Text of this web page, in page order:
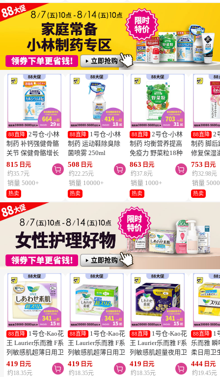
88直降 2号仓-小林
制药 补钙强健骨骼
关节 保健骨骼增长
钙镁片 240粒
815 日元
约35.7元

销量 5000+
热卖
88直降
1号仓-小林
制药 运动鞋除臭除
菌喷雾 250ml
508 日元
约22.25元

销量 10000+
热卖
88直降 2号仓-小林
制药 均衡营养提高
免疫力 野菜粒18种
蔬菜浓缩纤维素 150
粒 防止便秘促进毒
素排泄
863 日元
约37.8元

销量 1000+
热卖
88直降
2
制药 脚后
修复保湿
足膏 30g
753 日元
约32.98元
销量
热卖
88直降
1号仓-Kao花
王 Laurier乐而雅 F系
列敏感肌超薄日用卫
生巾 有护翼 25cm17
片
419 日元
约18.35元

88直降
1号仓-Kao花
王 Laurier乐而雅 F系
列敏感肌超薄日用卫
生巾 有护翼 22.5cm
20片
419 日元
约18.35元

88直降
1号仓-Kao花
王 Laurier乐而雅 F系
列敏感肌超量夜用卫
生巾 有护翼 40cm 7
片
419 日元
约18.35元

88直降
1
乐而雅
柔日用卫
翼
列零触感
444 日元
约19.45元